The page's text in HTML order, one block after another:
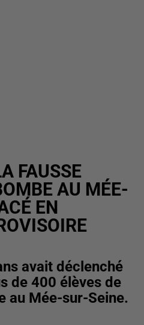
FAUSSE
AU MÉE-
EN
avait déclenché
de 400 élèves de
au Mée-sur-Seine.